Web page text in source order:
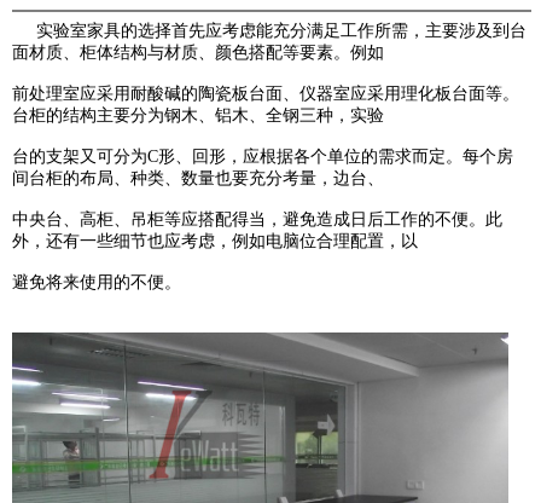
实验室家具的选择首先应考虑能充分满足工作所需，主要涉及到台
面材质、柜体结构与材质、颜色搭配等要素。例如
前处理室应采用耐酸碱的陶瓷板台面、仪器室应采用理化板台面等。
台柜的结构主要分为钢木、铝木、全钢三种，实验
台的支架又可分为C形、回形，应根据各个单位的需求而定。每个房
间台柜的布局、种类、数量也要充分考量，边台、
中央台、高柜、吊柜等应搭配得当，避免造成日后工作的不便。此
外，还有一些细节也应考虑，例如电脑位合理配置，以
避免将来使用的不便。